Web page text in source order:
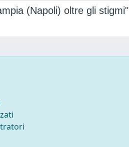
(Napoli) oltre gli stigmi"